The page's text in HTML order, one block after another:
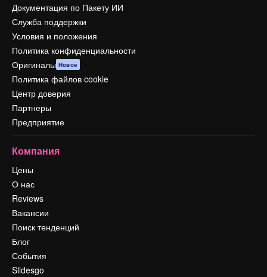
Документация по Пакету ИИ
Служба поддержки
Условия и положения
Политика конфиденциальности
Оригиналы Новое
Политика файлов cookie
Центр доверия
Партнеры
Предприятие
Компания
Цены
О нас
Reviews
Вакансии
Поиск тенденций
Блог
События
Slidesgo